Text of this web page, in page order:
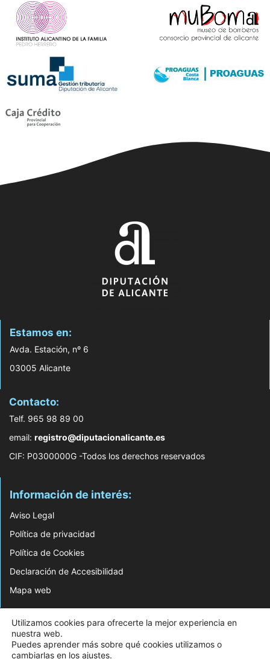
Estamos en:
Avda. Estación, nº 6
03005 Alicante
Contacto:
Telf. 965 98 89 00
email: registro@diputacionalicante.es
CIF: P0300000G -Todos los derechos reservados
Información de interés:
Aviso Legal
Política de privacidad
Política de Cookies
Declaración de Accesibilidad
Mapa web
Alicante
Utilizamos cookies para ofrecerte la mejor experiencia en
nuestra web.
Puedes aprender más sobre qué cookies utilizamos o
cambiarlas en los ajustes.